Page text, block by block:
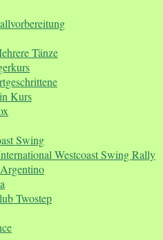
Tänze
Kurs
Swing
Westcoast Swing Rally
Twostep